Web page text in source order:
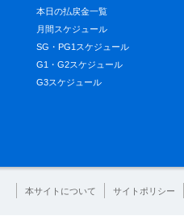
本日の払戻金一覧
月間スケジュール
SG・PG1スケジュール
G1・G2スケジュール
G3スケジュール
本サイトについて サイトポリシー